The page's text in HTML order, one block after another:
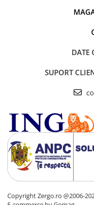
DATE
SUPORT
Copyright Zergo.ro @2006-